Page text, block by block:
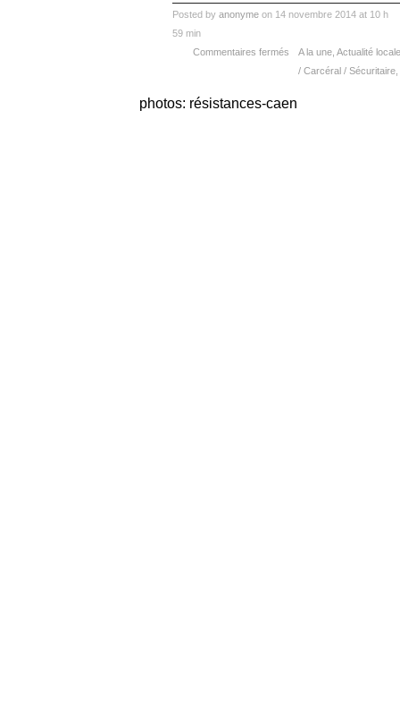
Posted by anonymeon 14 novembre 2014 at 10 h
59 min
A la une, Actualité locale
/ Carcéral / Sécuritaire,
Commentaires fermés
photos: résistances-caen